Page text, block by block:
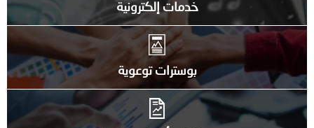
خدمات إلكترونية
بوسترات توعوية